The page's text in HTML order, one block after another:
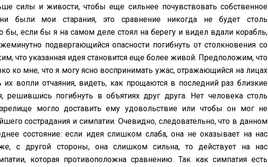
силы и живости, чтобы еще сильнее почувствовать собственное
были мои старания, это сравнение никогда не будет столь
если бы я на самом деле стоял на берегу и видел вдали корабль,
подвергающийся опасности погибнуть от столкновения со
что указанная идея становится еще более живой. Предположим, что
ко мне, что я могу ясно воспринимать ужас, отражающийся на лицах
вопли отчаяния, видеть, как прощаются в последний раз близкие
решившись погибнуть в объятиях друг друга. Нет человека столь
могло доставить ему удовольствие или чтобы он мог не
сострадания и симпатии. Очевидно, следовательно, что в данном
состояние: если идея слишком слаба, она не оказывает на нас
с другой стороны, она слишком сильна, то действует на нас
которая противоположна сравнению. Так как симпатия есть